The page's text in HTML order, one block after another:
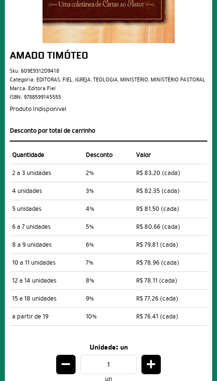
AMADO TIMÓTEO
Sku: 609E9312D9418
Categoria: EDITORAS, FIEL, IGREJA,TEOLOGIA, MINISTÉRIO, MINISTÉRIO PASTORAL
Marca: Editora Fiel
ISBN: 9788599145555
Produto Indisponível
Desconto por total de carrinho
Quantidade Desconto
Valor
2 a 3 unidades
2% R$ 83,20 (cada)
4 unidades
3% R$ 82,35 (cada)
5 unidades
4% R$ 81,50 (cada)
6 a 7 unidades
5% R$ 80,66 (cada)
8 a 9 unidades
6% R$ 79,81 (cada)
10 a 11 unidades
7% R$ 78,96 (cada)
12 a 14 unidades
8% R$ 78,11 (cada)
15 a 18 unidades
9% R$ 77,26 (cada)
a partir de 19
10% R$ 76,41 (cada)
Unidade: un